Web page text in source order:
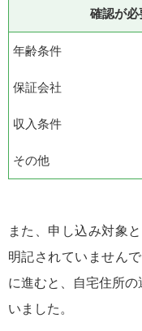
確認が必
年齢条件
保証会社
収入条件
その他
また、申し込み対象
明記されていません
に進むと、自宅住所
いました。